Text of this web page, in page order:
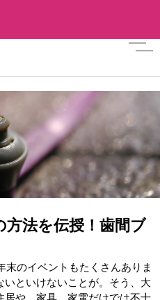
法を伝授！歯間ブ
末のイベントもたくさんありま
といけないことが。そう、大
や、家具、家電だけでは不十